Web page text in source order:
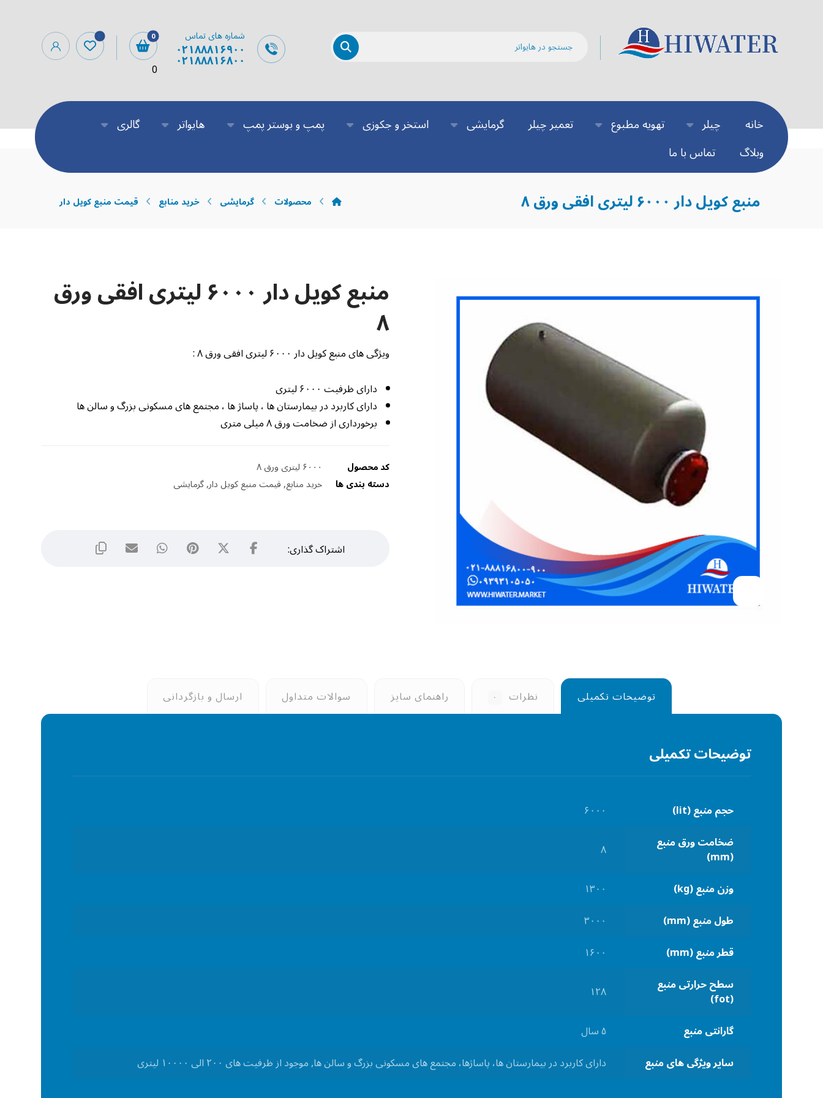
0
شماره های تماس
۰۲۱۸۸۸۱۶۹۰۰
۰۲۱۸۸۸۱۶۸۰۰
خانه چیلر تهویه مطبوع تعمیر چیلر گرمایشی استخر و جکوزی پمپ و بوستر پمپ هایواتر
گالری
وبلاگ
تماس با ما
منبع کویل دار ۶۰۰۰ لیتری افقی ورق ۸ محصولات گرمایشی خرید منابع قیمت منبع کویل دار
منبع کویل دار ۶۰۰۰ لیتری افقی ورق
۸
ویژگی های منبع کویل دار ۶۰۰۰ لیتری افقی ورق ۸ :
دارای ظرفیت ۶۰۰۰ لیتری
دارای کاربرد در بیمارستان ها ، پاساژ ها ، مجتمع های مسکونی بزرگ و سالن ها
برخورداری از ضخامت ورق ۸ میلی متری
کد محصول
۶۰۰۰ لیتری ورق ۸
دسته بندی ها
خرید منابع,قیمت منبع کویل دار,گرمایشی
توضیحات تکمیلی نظرات ۰ راهنمای سایز سوالات متداول ارسال و بازگردانی
توضیحات تکمیلی
حجم منبع (lit)
۶۰۰۰
ضخامت ورق منبع
(mm)
۸
وزن منبع (kg)
۱۳۰۰
طول منبع (mm)
۳۰۰۰
قطر منبع (mm)
۱۶۰۰
سطح حرارتی منبع
(fot)
۱۲۸
گارانتی منبع
۵ سال
سایر ویژگی های منبع
دارای کاربرد در بیمارستان ها، پاساژها، مجتمع های مسکونی بزرگ و سالن ها, موجود از ظرفیت های ۲۰۰ الی ۱۰۰۰۰ لیتری